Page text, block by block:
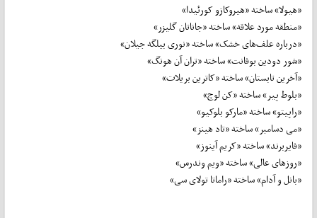
«هیولا» ساخته «هیروکازو کورئیدا»
«منطقه مورد علاقه» ساخته «جاناتان گلیزر»
«درباره علف‌های خشک» ساخته «نوری بیلگه جیلان»
«شور دودین بوفانت» ساخته «تران آن هونگ»
«آخرین تابستان» ساخته «کاترین بریلات»
«بلوط پیر» ساخته «کن لوچ»
«راپیتو» ساخته «مارکو بلوکیو»
«می دسامبر» ساخته «تاد هینز»
«فایربرند» ساخته «کریم آینوز»
«روزهای عالی» ساخته «ویم وندرس»
«بانل و آدام» ساخته «راماتا تولای سی»